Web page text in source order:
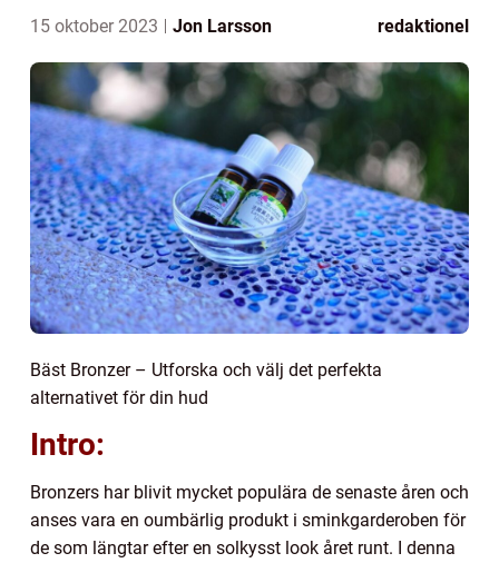
15 oktober 2023 Jon Larsson redaktionel
Bäst Bronzer – Utforska och välj det perfekta
alternativet för din hud
Intro:
Bronzers har blivit mycket populära de senaste åren och
anses vara en oumbärlig produkt i sminkgarderoben för
de som längtar efter en solkysst look året runt. I denna